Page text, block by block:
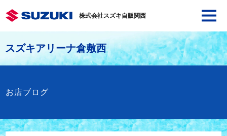
株式会社スズキ自販関西
スズキアリーナ倉敷西
お店ブログ